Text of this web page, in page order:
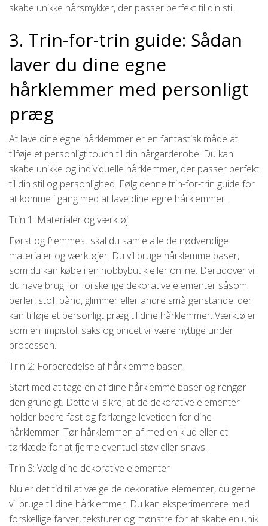
skabe unikke hårsmykker, der passer perfekt til din stil.
3. Trin-for-trin guide: Sådan
laver du dine egne
hårklemmer med personligt
præg
At lave dine egne hårklemmer er en fantastisk måde at
tilføje et personligt touch til din hårgarderobe. Du kan
skabe unikke og individuelle hårklemmer, der passer perfekt
til din stil og personlighed. Følg denne trin-for-trin guide for
at komme i gang med at lave dine egne hårklemmer.
Trin 1: Materialer og værktøj
Først og fremmest skal du samle alle de nødvendige
materialer og værktøjer. Du vil bruge hårklemme baser,
som du kan købe i en hobbybutik eller online. Derudover vil
du have brug for forskellige dekorative elementer såsom
perler, stof, bånd, glimmer eller andre små genstande, der
kan tilføje et personligt præg til dine hårklemmer. Værktøjer
som en limpistol, saks og pincet vil være nyttige under
processen.
Trin 2: Forberedelse af hårklemme basen
Start med at tage en af dine hårklemme baser og rengør
den grundigt. Dette vil sikre, at de dekorative elementer
holder bedre fast og forlænge levetiden for dine
hårklemmer. Tør hårklemmen af med en klud eller et
tørklæde for at fjerne eventuel støv eller snavs.
Trin 3: Vælg dine dekorative elementer
Nu er det tid til at vælge de dekorative elementer, du gerne
vil bruge til dine hårklemmer. Du kan eksperimentere med
forskellige farver, teksturer og mønstre for at skabe en unik